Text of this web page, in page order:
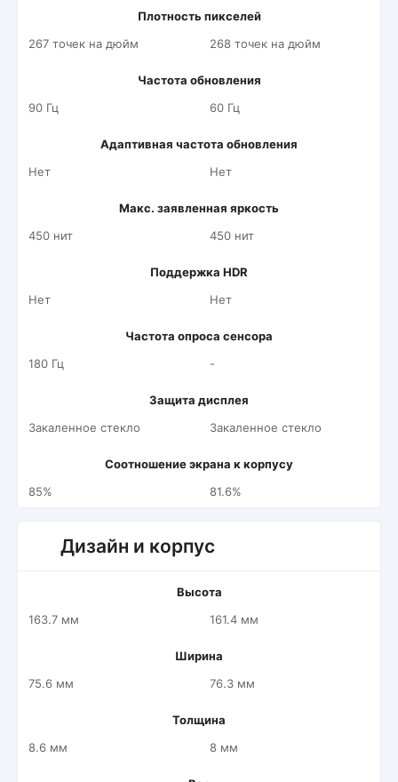
Плотность пикселей
267 точек на дюйм
268 точек на дюйм
Частота обновления
90 Гц
60 Гц
Адаптивная частота обновления
Нет
Нет
Макс. заявленная яркость
450 нит
450 нит
Поддержка HDR
Нет
Нет
Частота опроса сенсора
180 Гц
-
Защита дисплея
Закаленное стекло
Закаленное стекло
Соотношение экрана к корпусу
85%
81.6%
Дизайн и корпус
Высота
163.7 мм
161.4 мм
Ширина
75.6 мм
76.3 мм
Толщина
8.6 мм
8 мм